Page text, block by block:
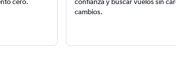
cambios.